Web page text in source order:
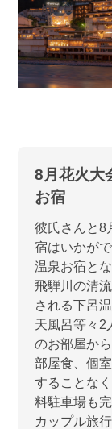
8月花火大
お宿
彼氏さんと8
宿はいかが
温泉お宿と
飛騨川の清
される下呂
天風呂等々2
のお部屋か
部屋食、個
することな
料駐車場も
カップル旅